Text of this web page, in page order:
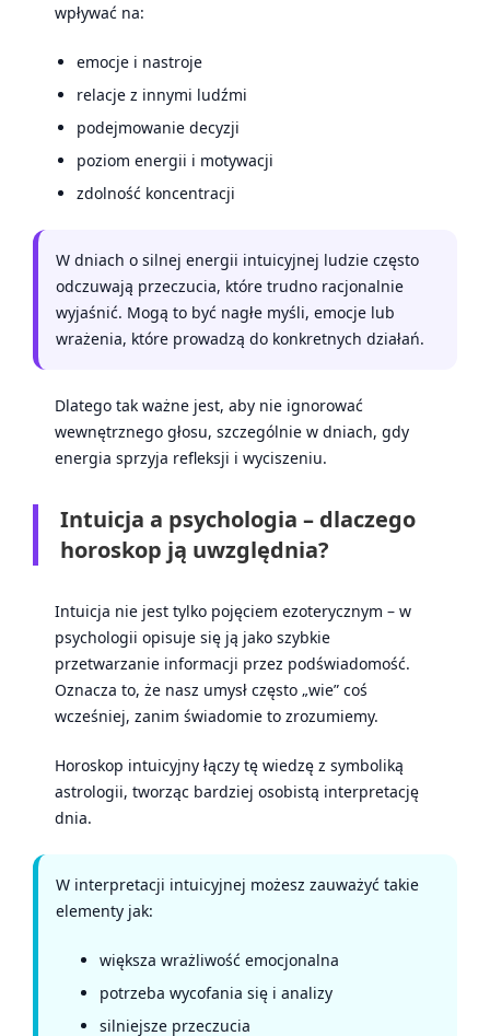
wpływać na:
emocje i nastroje
relacje z innymi ludźmi
podejmowanie decyzji
poziom energii i motywacji
zdolność koncentracji
W dniach o silnej energii intuicyjnej ludzie często
odczuwają przeczucia, które trudno racjonalnie
wyjaśnić. Mogą to być nagłe myśli, emocje lub
wrażenia, które prowadzą do konkretnych działań.
Dlatego tak ważne jest, aby nie ignorować
wewnętrznego głosu, szczególnie w dniach, gdy
energia sprzyja refleksji i wyciszeniu.
Intuicja a psychologia – dlaczego
horoskop ją uwzględnia?
Intuicja nie jest tylko pojęciem ezoterycznym – w
psychologii opisuje się ją jako szybkie
przetwarzanie informacji przez podświadomość.
Oznacza to, że nasz umysł często „wie” coś
wcześniej, zanim świadomie to zrozumiemy.
Horoskop intuicyjny łączy tę wiedzę z symboliką
astrologii, tworząc bardziej osobistą interpretację
dnia.
W interpretacji intuicyjnej możesz zauważyć takie
elementy jak:
większa wrażliwość emocjonalna
potrzeba wycofania się i analizy
silniejsze przeczucia